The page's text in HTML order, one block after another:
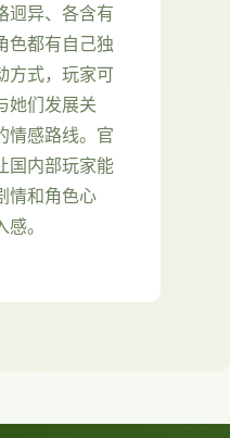
迥异、各含有
色都有自己独
方式，玩家可
她们发展关
情感路线。官
国内部玩家能
情和角色心
。